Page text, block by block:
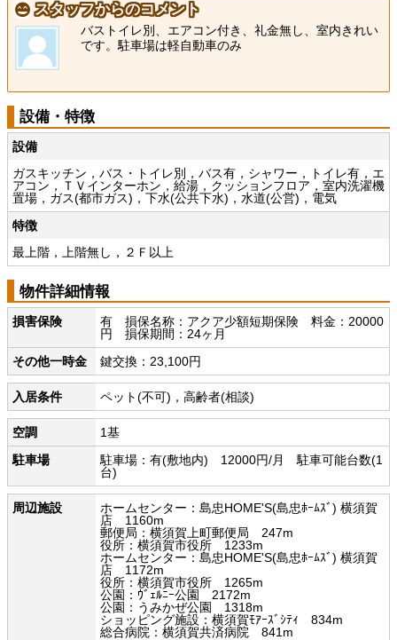
スタッフからのコメント
バストイレ別、エアコン付き、礼金無し、室内きれい
です。駐車場は軽自動車のみ
設備・特徴
設備
ガスキッチン，バス・トイレ別，バス有，シャワー，トイレ有，エ
アコン，ＴＶインターホン，給湯，クッションフロア，室内洗濯機
置場，ガス(都市ガス)，下水(公共下水)，水道(公営)，電気
特徴
最上階，上階無し，２Ｆ以上
物件詳細情報
損害保険
有 損保名称：アクア少額短期保険 料金：20000
円 損保期間：24ヶ月
その他一時金
鍵交換：23,100円
入居条件 ペット(不可)，高齢者(相談)
空調
1基
駐車場
駐車場：有(敷地内) 12000円/月 駐車可能台数(1
台)
周辺施設
ホームセンター：島忠HOME'S(島忠ﾎｰﾑｽﾞ) 横須賀
店 1160m
郵便局：横須賀上町郵便局 247m
役所：横須賀市役所 1233m
ホームセンター：島忠HOME'S(島忠ﾎｰﾑｽﾞ) 横須賀
店 1172m
役所：横須賀市役所 1265m
公園：ｳﾞｪﾙﾆｰ公園 2172m
公園：うみかぜ公園 1318m
ショッピング施設：横須賀ﾓｱｰｽﾞｼﾃｨ 834m
総合病院：横須賀共済病院 841m